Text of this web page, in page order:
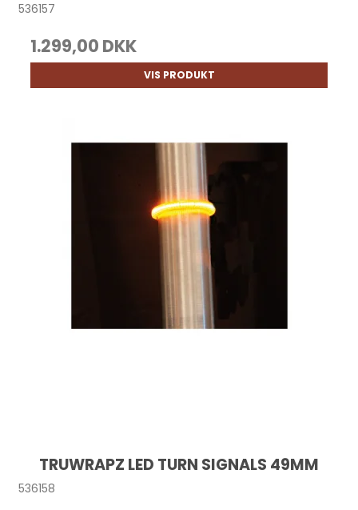
536157
1.299,00 DKK
VIS PRODUKT
TRUWRAPZ LED TURN SIGNALS 49MM
536158